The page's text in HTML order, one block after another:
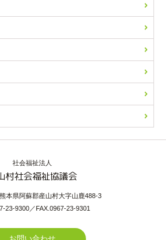
社会福祉法人
村社会福祉協議会
本県阿蘇郡産山村大字山鹿488-3
23-9300／FAX.0967-23-9301